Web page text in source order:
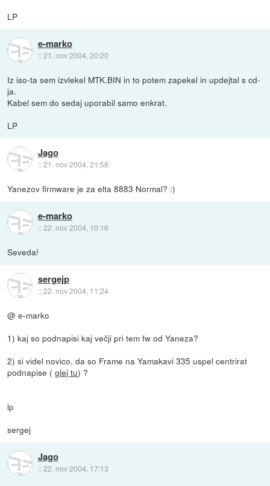
LP
e-marko
::21. nov 2004, 20:20
Iz iso-ta sem izvlekel MTK.BIN in to potem zapekel in updejtal s cd-
ja.
Kabel sem do sedaj uporabil samo enkrat.
LP
Jago
::21. nov 2004, 21:58
Yanezov firmware je za elta 8883 Normal? :)
e-marko
::22. nov 2004, 10:16
Seveda!
sergejp
::22. nov 2004, 11:24
@ e-marko
1) kaj so podnapisi kaj večji pri tem fw od Yaneza?
2) si videl novico, da so Frame na Yamakavi 335 uspel centrirat
podnapise (glej tu) ?
lp
sergej
Jago
::22. nov 2004, 17:13